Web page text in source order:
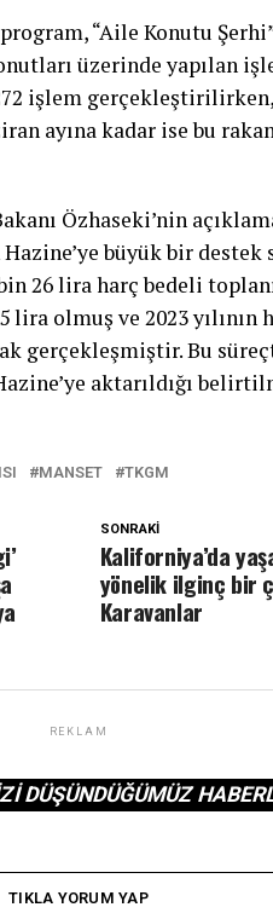
“Aile Konutu
üzerinde yapılan
işlem gerçekleştirilirken,
ayına kadar ise bu
Özhaseki’nin
büyük bir destek
26 lira harç bedeli
olmuş ve 2023 yılının
gerçekleşmiştir. Bu
aktarıldığı
MANSET TKGM
SONRAKI
Kaliforniya’da
yönelik ilginç bir
Karavanlar
REKLAM
DÜŞÜNDÜĞÜMÜZ
TIKLA YORUM YAP